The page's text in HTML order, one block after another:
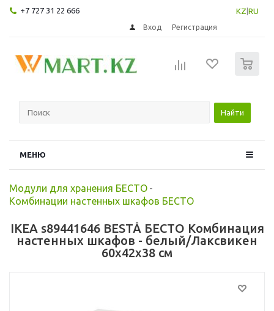
+7 727 31 22 666 KZ RU
Вход Регистрация
Найти
МЕНЮ
Модули для хранения БЕСТО -
Комбинации настенных шкафов БЕСТО
IKEA s89441646 BESTÅ БЕСТО Комбинация
настенных шкафов - белый/Лаксвикен
60x42x38 см